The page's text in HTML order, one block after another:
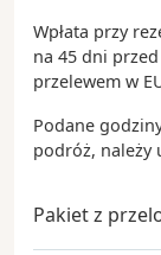
Wpłata przy
na 45 dni
przelewem w
Podane
podróż, należy
Pakiet z